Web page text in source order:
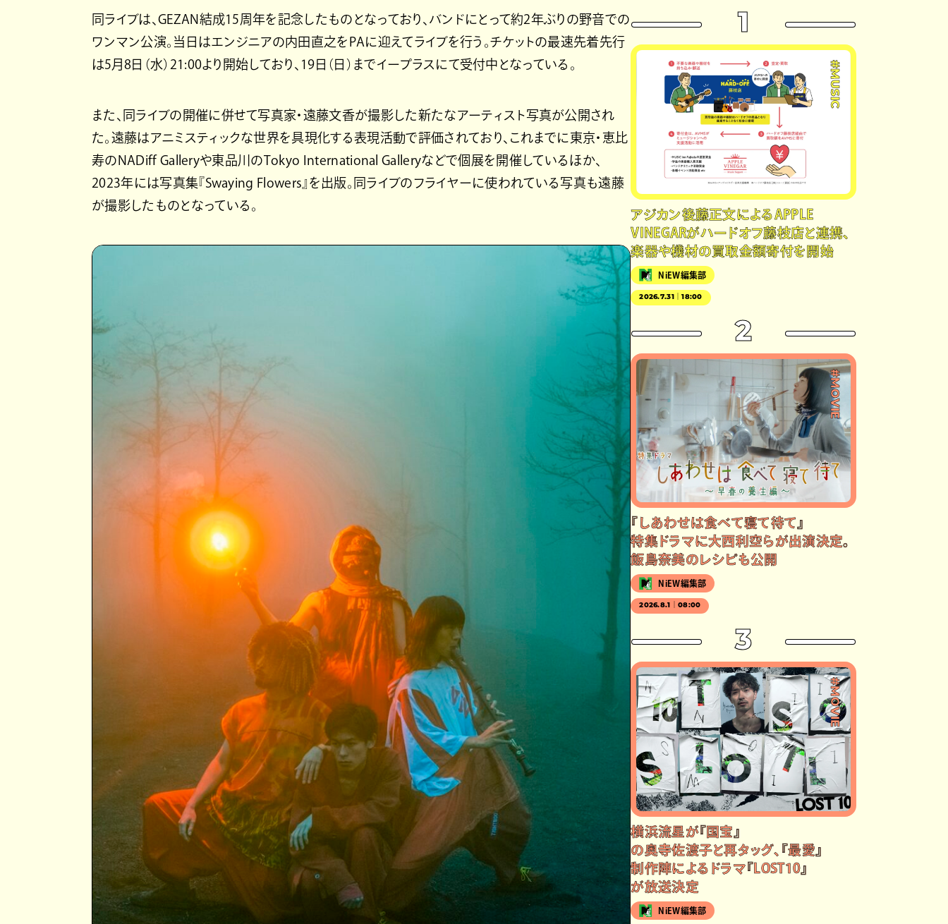
同ライブは、GEZAN結成15周年を記念したものとなっており、バンドにとって約2年ぶりの野音での
ワンマン公演。当日はエンジニアの内田直之をPAに迎えてライブを行う。チケットの最速先着先行
は5月8日（水）21:00より開始しており、19日（日）までイープラスにて受付中となっている。
また、同ライブの開催に併せて写真家・遠藤文香が撮影した新たなアーティスト写真が公開され
た。遠藤はアニミスティックな世界を具現化する表現活動で評価されており、これまでに東京・恵比
寿のNADiff Galleryや東品川のTokyo International Galleryなどで個展を開催しているほか、
2023年には写真集『Swaying Flowers』を出版。同ライブのフライヤーに使われている写真も遠藤
が撮影したものとなっている。
1
#MUSIC
アジカン後藤正文によるAPPLE
VINEGARがハードオフ藤枝店と連携、
楽器や機材の買取金額寄付を開始
NiEW編集部
2026.7.31｜18:00
2
#MOVIE
『しあわせは食べて寝て待て』
特集ドラマに大西利空らが出演決定。
飯島奈美のレシピも公開
NiEW編集部
2026.8.1｜08:00
3
#MOVIE
横浜流星が『国宝』
の奥寺佐渡子と再タッグ、『最愛』
制作陣によるドラマ『LOST10』
が放送決定
NiEW編集部